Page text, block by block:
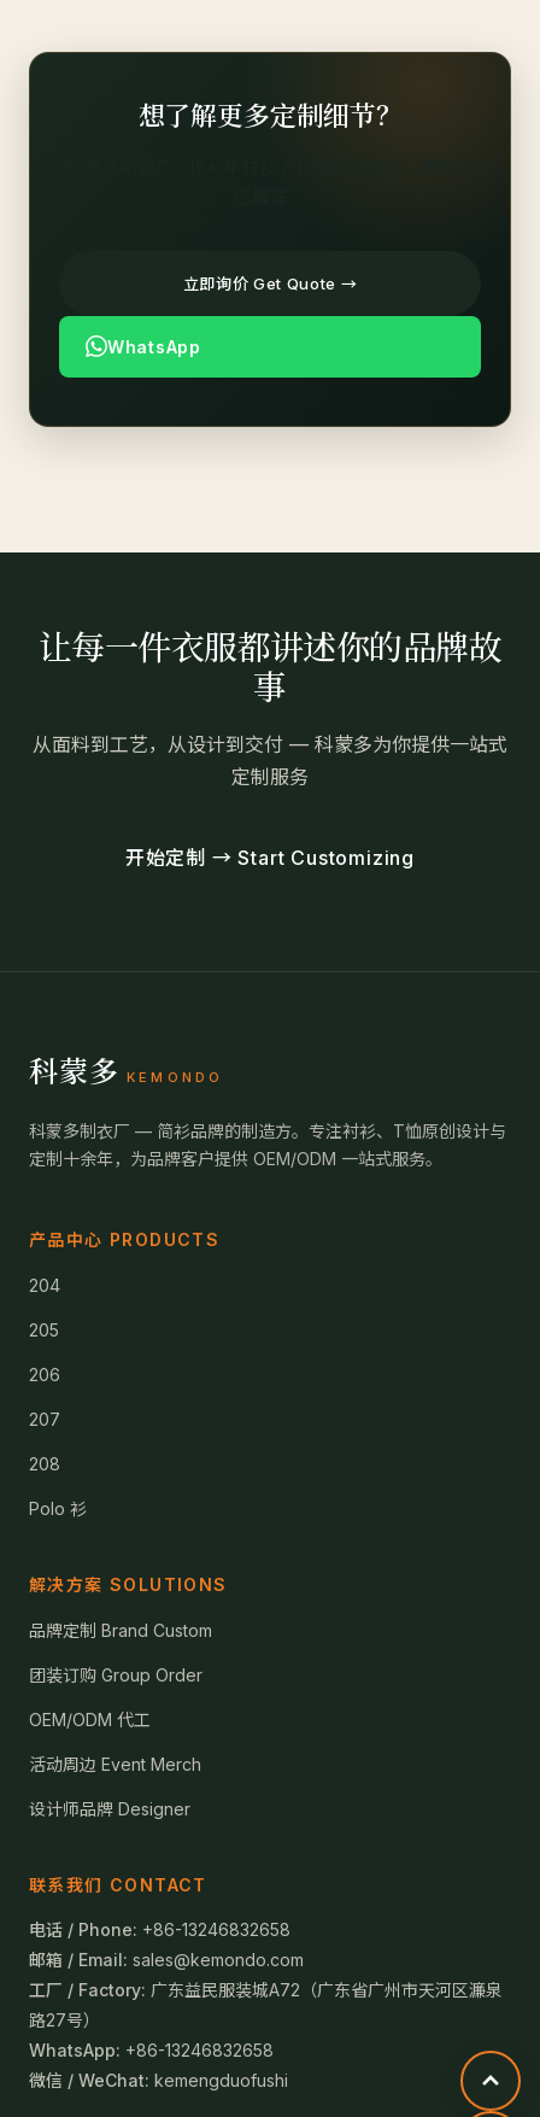
想了解更多定制细节？
立即询价 Get Quote →
WhatsApp
让每一件衣服都讲述你的品牌故
事
从面料到工艺，从设计到交付 — 科蒙多为你提供一站式
定制服务
开始定制 → Start Customizing
科蒙多 KEMONDO
科蒙多制衣厂 — 简衫品牌的制造方。专注衬衫、T恤原创设计与
定制十余年，为品牌客户提供 OEM/ODM 一站式服务。
产品中心 PRODUCTS
204
205
206
207
208
Polo 衫
解决方案 SOLUTIONS
品牌定制 Brand Custom
团装订购 Group Order
OEM/ODM 代工
活动周边 Event Merch
设计师品牌 Designer
联系我们 CONTACT
电话 / Phone: +86-13246832658
邮箱 / Email: sales@kemondo.com
工厂 / Factory: 广东益民服装城A72（广东省广州市天河区濂泉
路27号）
WhatsApp: +86-13246832658
微信 / WeChat: kemengduofushi